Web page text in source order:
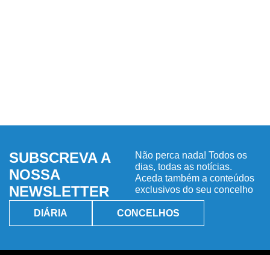
SUBSCREVA A
NOSSA
NEWSLETTER
Não perca nada! Todos os
dias, todas as notícias.
Aceda também a conteúdos
exclusivos do seu concelho
DIÁRIA CONCELHOS